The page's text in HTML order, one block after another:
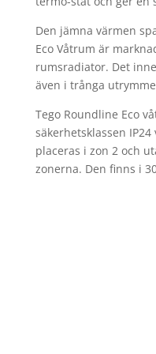
Den jämna värmen
Eco Våtrum är
rumsradiator. Det
även i trånga
Tego Roundline Eco
säkerhetsklassen
placeras i zon 2 och
zonerna. Den finns i